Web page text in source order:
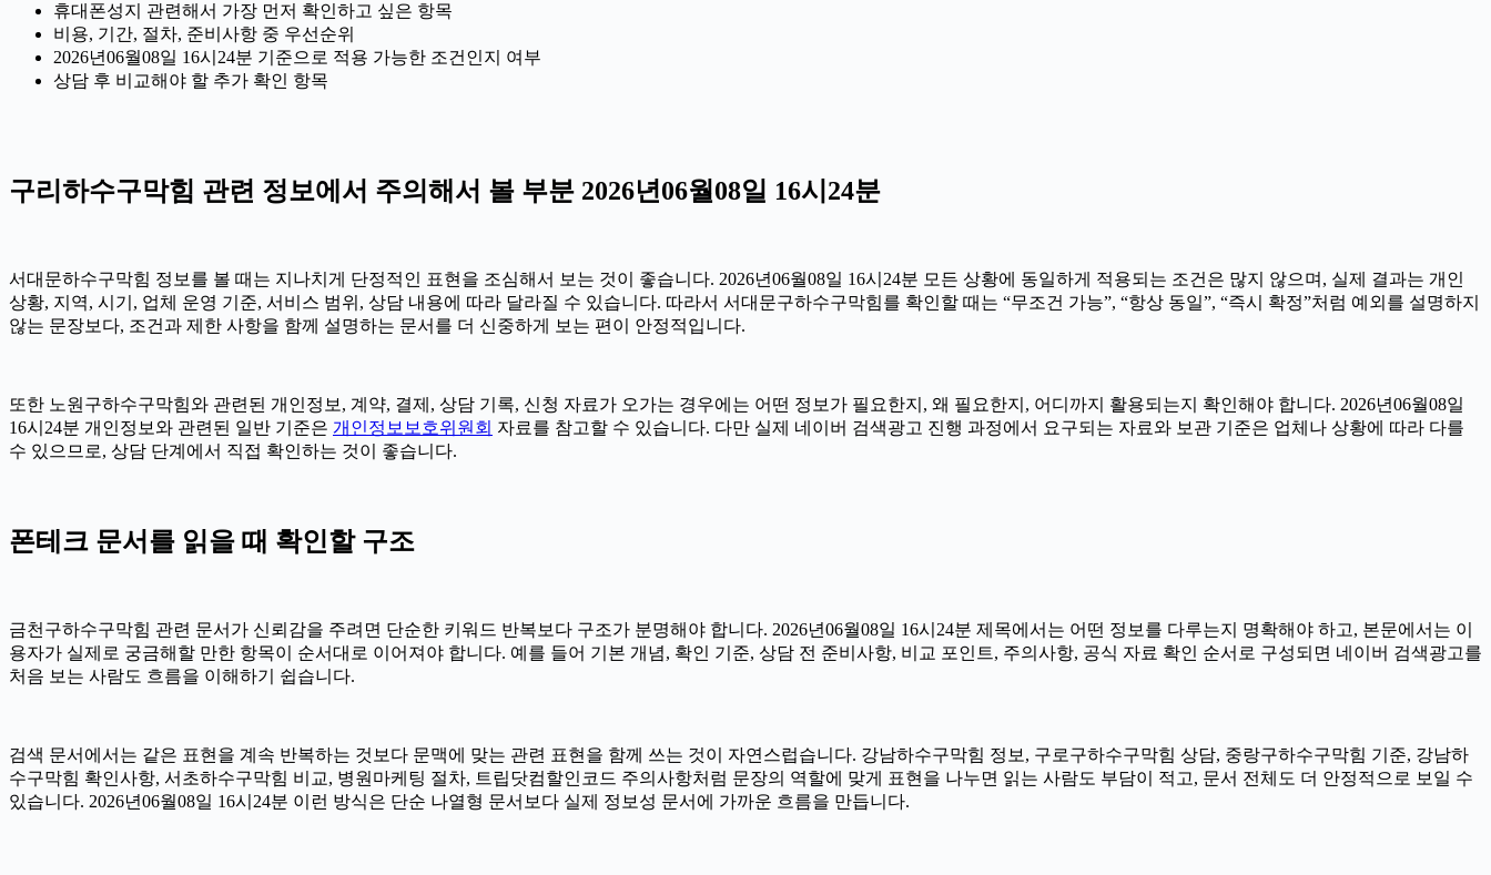
휴대폰성지 관련해서 가장 먼저 확인하고 싶은 항목
비용, 기간, 절차, 준비사항 중 우선순위
2026년06월08일 16시24분 기준으로 적용 가능한 조건인지 여부
상담 후 비교해야 할 추가 확인 항목
구리하수구막힘 관련 정보에서 주의해서 볼 부분 2026년06월08일 16시24분
서대문하수구막힘 정보를 볼 때는 지나치게 단정적인 표현을 조심해서 보는 것이 좋습니다. 2026년06월08일 16시24분 모든 상황에 동일하게 적용되는 조건은 많지 않으며, 실제 결과는 개인
상황, 지역, 시기, 업체 운영 기준, 서비스 범위, 상담 내용에 따라 달라질 수 있습니다. 따라서 서대문구하수구막힘를 확인할 때는 “무조건 가능”, “항상 동일”, “즉시 확정”처럼 예외를 설명하지
않는 문장보다, 조건과 제한 사항을 함께 설명하는 문서를 더 신중하게 보는 편이 안정적입니다.
또한 노원구하수구막힘와 관련된 개인정보, 계약, 결제, 상담 기록, 신청 자료가 오가는 경우에는 어떤 정보가 필요한지, 왜 필요한지, 어디까지 활용되는지 확인해야 합니다. 2026년06월08일
16시24분 개인정보와 관련된 일반 기준은 개인정보보호위원회 자료를 참고할 수 있습니다. 다만 실제 네이버 검색광고 진행 과정에서 요구되는 자료와 보관 기준은 업체나 상황에 따라 다를
수 있으므로, 상담 단계에서 직접 확인하는 것이 좋습니다.
폰테크 문서를 읽을 때 확인할 구조
금천구하수구막힘 관련 문서가 신뢰감을 주려면 단순한 키워드 반복보다 구조가 분명해야 합니다. 2026년06월08일 16시24분 제목에서는 어떤 정보를 다루는지 명확해야 하고, 본문에서는 이
용자가 실제로 궁금해할 만한 항목이 순서대로 이어져야 합니다. 예를 들어 기본 개념, 확인 기준, 상담 전 준비사항, 비교 포인트, 주의사항, 공식 자료 확인 순서로 구성되면 네이버 검색광고를
처음 보는 사람도 흐름을 이해하기 쉽습니다.
검색 문서에서는 같은 표현을 계속 반복하는 것보다 문맥에 맞는 관련 표현을 함께 쓰는 것이 자연스럽습니다. 강남하수구막힘 정보, 구로구하수구막힘 상담, 중랑구하수구막힘 기준, 강남하
수구막힘 확인사항, 서초하수구막힘 비교, 병원마케팅 절차, 트립닷컴할인코드 주의사항처럼 문장의 역할에 맞게 표현을 나누면 읽는 사람도 부담이 적고, 문서 전체도 더 안정적으로 보일 수
있습니다. 2026년06월08일 16시24분 이런 방식은 단순 나열형 문서보다 실제 정보성 문서에 가까운 흐름을 만듭니다.